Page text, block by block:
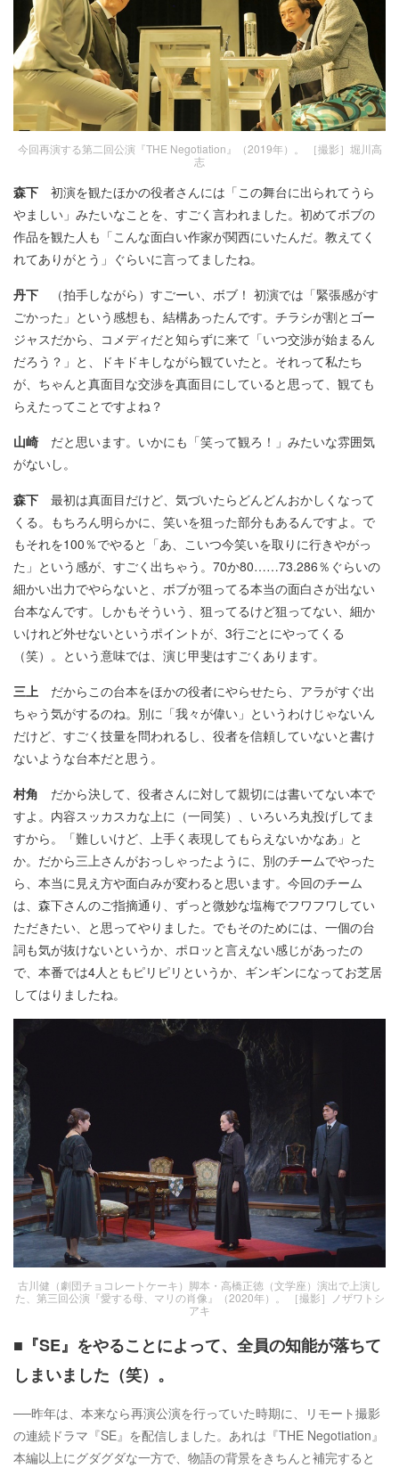
今回再演する第二回公演『THE Negotiation』（2019年）。 ［撮影］堀川高
志
森下 初演を観たほかの役者さんには「この舞台に出られてうら
やましい」みたいなことを、すごく言われました。初めてボブの
作品を観た人も「こんな面白い作家が関西にいたんだ。教えてく
れてありがとう」ぐらいに言ってましたね。
丹下 （拍手しながら）すごーい、ボブ！ 初演では「緊張感がす
ごかった」という感想も、結構あったんです。チラシが割とゴー
ジャスだから、コメディだと知らずに来て「いつ交渉が始まるん
だろう？」と、ドキドキしながら観ていたと。それって私たち
が、ちゃんと真面目な交渉を真面目にしていると思って、観ても
らえたってことですよね？
山崎 だと思います。いかにも「笑って観ろ！」みたいな雰囲気
がないし。
森下 最初は真面目だけど、気づいたらどんどんおかしくなって
くる。もちろん明らかに、笑いを狙った部分もあるんですよ。で
もそれを100％でやると「あ、こいつ今笑いを取りに行きやがっ
た」という感が、すごく出ちゃう。70か80……73.286％ぐらいの
細かい出力でやらないと、ボブが狙ってる本当の面白さが出ない
台本なんです。しかもそういう、狙ってるけど狙ってない、細か
いけれど外せないというポイントが、3行ごとにやってくる
（笑）。という意味では、演じ甲斐はすごくあります。
三上 だからこの台本をほかの役者にやらせたら、アラがすぐ出
ちゃう気がするのね。別に「我々が偉い」というわけじゃないん
だけど、すごく技量を問われるし、役者を信頼していないと書け
ないような台本だと思う。
村角 だから決して、役者さんに対して親切には書いてない本で
すよ。内容スッカスカな上に（一同笑）、いろいろ丸投げしてま
すから。「難しいけど、上手く表現してもらえないかなあ」と
か。だから三上さんがおっしゃったように、別のチームでやった
ら、本当に見え方や面白みが変わると思います。今回のチーム
は、森下さんのご指摘通り、ずっと微妙な塩梅でフワフワしてい
ただきたい、と思ってやりました。でもそのためには、一個の台
詞も気が抜けないというか、ポロッと言えない感じがあったの
で、本番では4人ともピリピリというか、ギンギンになってお芝居
してはりましたね。
古川健（劇団チョコレートケーキ）脚本・高橋正徳（文学座）演出で上演し
た、第三回公演『愛する母、マリの肖像』（2020年）。 ［撮影］ノザワトシ
アキ
■『SE』をやることによって、全員の知能が落ちて
しまいました（笑）。
──昨年は、本来なら再演公演を行っていた時期に、リモート撮影
の連続ドラマ『SE』を配信しました。あれは『THE Negotiation』
本編以上にグダグダな一方で、物語の背景をきちんと補完すると